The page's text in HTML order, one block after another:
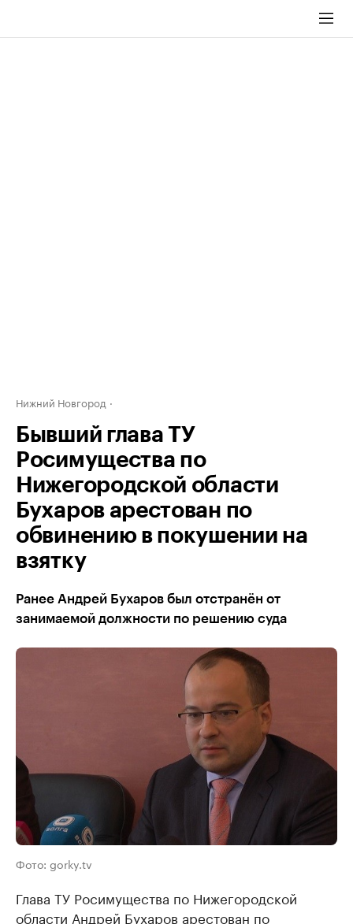
Нижний Новгород
Бывший глава ТУ
Росимущества по
Нижегородской области
Бухаров арестован по
обвинению в покушении на
взятку
Ранее Андрей Бухаров был отстранён от
занимаемой должности по решению суда
Фото: gorky.tv
Глава ТУ Росимущества по Нижегородской
области Андрей Бухаров арестован по